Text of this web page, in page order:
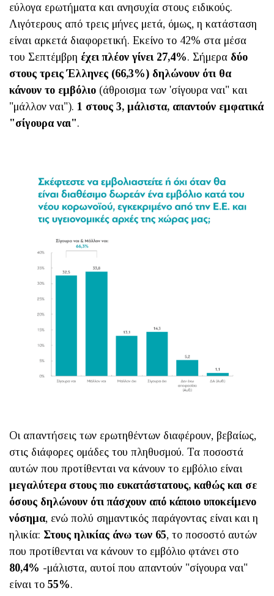
εύλογα ερωτήματα και ανησυχία στους ειδικούς.
Λιγότερους από τρεις μήνες μετά, όμως, η κατάσταση
είναι αρκετά διαφορετική. Εκείνο το 42% στα μέσα
του Σεπτέμβρη έχει πλέον γίνει 27,4%. Σήμερα δύο
στους τρεις Έλληνες (66,3%) δηλώνουν ότι θα
κάνουν το εμβόλιο (άθροισμα των 'σίγουρα ναι" και
"μάλλον ναι"). 1 στους 3, μάλιστα, απαντούν εμφατικά
"σίγουρα ναι".
Οι απαντήσεις των ερωτηθέντων διαφέρουν, βεβαίως,
στις διάφορες ομάδες του πληθυσμού. Τα ποσοστά
αυτών που προτίθενται να κάνουν το εμβόλιο είναι
μεγαλύτερα στους πιο ευκατάστατους, καθώς και σε
όσους δηλώνουν ότι πάσχουν από κάποιο υποκείμενο
νόσημα, ενώ πολύ σημαντικός παράγοντας είναι και η
ηλικία: Στους ηλικίας άνω των 65, το ποσοστό αυτών
που προτίθενται να κάνουν το εμβόλιο φτάνει στο
80,4% -μάλιστα, αυτοί που απαντούν "σίγουρα ναι"
είναι το 55%.